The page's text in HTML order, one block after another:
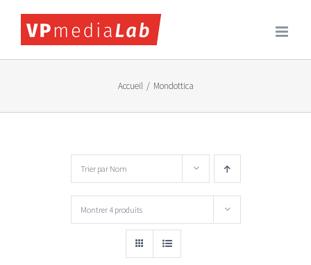
Accueil / Mondottica
Trier par Nom
Montrer 4 produits